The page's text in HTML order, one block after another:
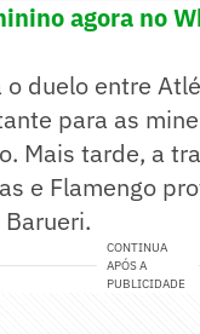
agora no
duelo entre
para as
Mais tarde, a
e Flamengo
CONTINUA
APÓS A
PUBLICIDADE